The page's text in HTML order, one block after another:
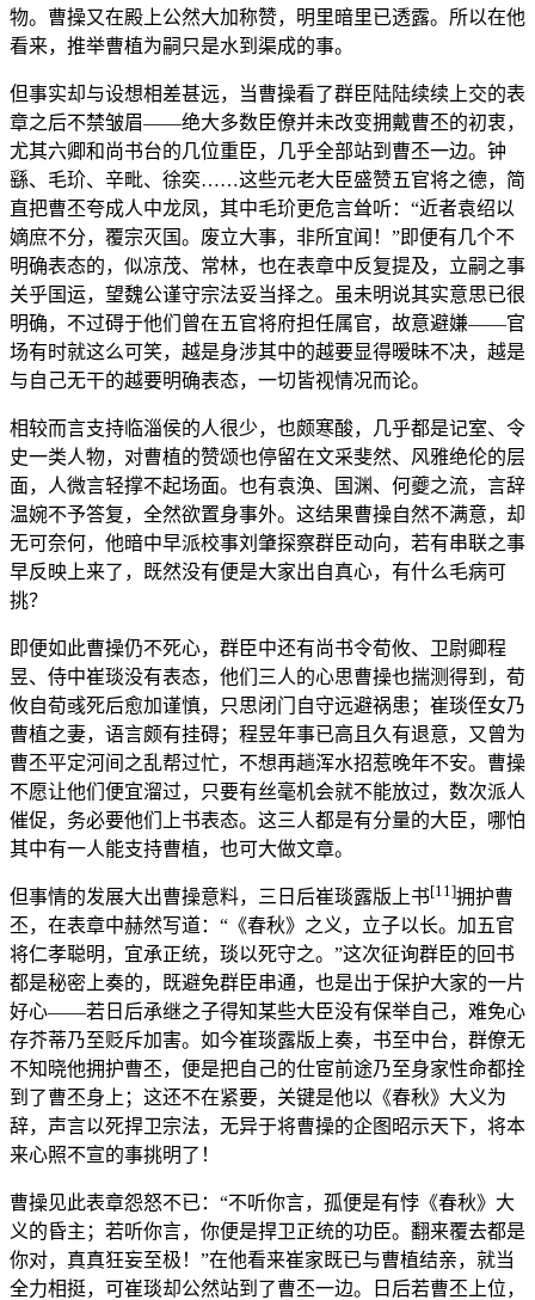
物。曹操又在殿上公然大加称赞，明里暗里已透露。所以在他
看来，推举曹植为嗣只是水到渠成的事。
但事实却与设想相差甚远，当曹操看了群臣陆陆续续上交的表
章之后不禁皱眉——绝大多数臣僚并未改变拥戴曹丕的初衷，
尤其六卿和尚书台的几位重臣，几乎全部站到曹丕一边。钟
繇、毛玠、辛毗、徐奕……这些元老大臣盛赞五官将之德，简
直把曹丕夸成人中龙凤，其中毛玠更危言耸听：“近者袁绍以
嫡庶不分，覆宗灭国。废立大事，非所宜闻！”即便有几个不
明确表态的，似凉茂、常林，也在表章中反复提及，立嗣之事
关乎国运，望魏公谨守宗法妥当择之。虽未明说其实意思已很
明确，不过碍于他们曾在五官将府担任属官，故意避嫌——官
场有时就这么可笑，越是身涉其中的越要显得暧昧不决，越是
与自己无干的越要明确表态，一切皆视情况而论。
相较而言支持临淄侯的人很少，也颇寒酸，几乎都是记室、令
史一类人物，对曹植的赞颂也停留在文采斐然、风雅绝伦的层
面，人微言轻撑不起场面。也有袁涣、国渊、何夔之流，言辞
温婉不予答复，全然欲置身事外。这结果曹操自然不满意，却
无可奈何，他暗中早派校事刘肇探察群臣动向，若有串联之事
早反映上来了，既然没有便是大家出自真心，有什么毛病可
挑？
即便如此曹操仍不死心，群臣中还有尚书令荀攸、卫尉卿程
昱、侍中崔琰没有表态，他们三人的心思曹操也揣测得到，荀
攸自荀彧死后愈加谨慎，只思闭门自守远避祸患；崔琰侄女乃
曹植之妻，语言颇有挂碍；程昱年事已高且久有退意，又曾为
曹丕平定河间之乱帮过忙，不想再趟浑水招惹晚年不安。曹操
不愿让他们便宜溜过，只要有丝毫机会就不能放过，数次派人
催促，务必要他们上书表态。这三人都是有分量的大臣，哪怕
其中有一人能支持曹植，也可大做文章。
但事情的发展大出曹操意料，三日后崔琰露版上书[11]拥护曹
丕，在表章中赫然写道：“《春秋》之义，立子以长。加五官
将仁孝聪明，宜承正统，琰以死守之。”这次征询群臣的回书
都是秘密上奏的，既避免群臣串通，也是出于保护大家的一片
好心——若日后承继之子得知某些大臣没有保举自己，难免心
存芥蒂乃至贬斥加害。如今崔琰露版上奏，书至中台，群僚无
不知晓他拥护曹丕，便是把自己的仕宦前途乃至身家性命都拴
到了曹丕身上；这还不在紧要，关键是他以《春秋》大义为
辞，声言以死捍卫宗法，无异于将曹操的企图昭示天下，将本
来心照不宣的事挑明了！
曹操见此表章怨怒不已：“不听你言，孤便是有悖《春秋》大
义的昏主；若听你言，你便是捍卫正统的功臣。翻来覆去都是
你对，真真狂妄至极！”在他看来崔家既已与曹植结亲，就当
全力相挺，可崔琰却公然站到了曹丕一边。日后若曹丕上位，